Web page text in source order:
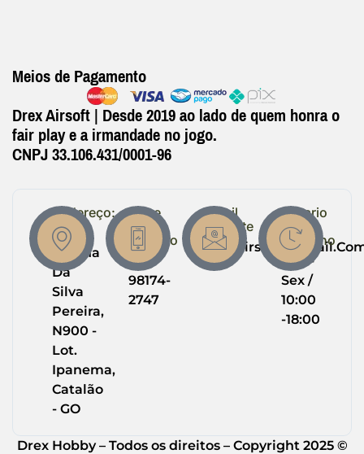
Meios de Pagamento
Drex Airsoft | Desde 2019 ao lado de quem honra o
fair play e a irmandade no jogo.
CNPJ 33.106.431/0001-96
Endereço:
R.
Helena
Da
Silva
Pereira,
N900 -
Lot.
Ipanema,
Catalão
- GO
Entre
em
Contato
(64)
98174-
2747
Email
Suporte
Horario
de
Trabalho
Seg -
Sex /
10:00
-18:00
Drex Hobby – Todos os direitos – Copyright 2025 ©